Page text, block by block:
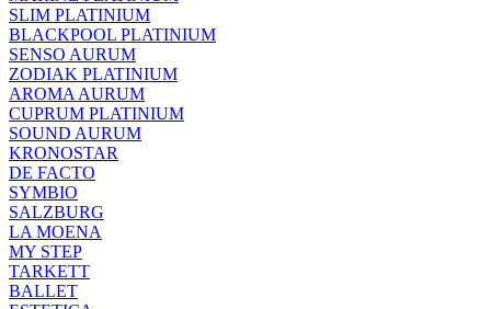
SLIM PLATINIUM
BLACKPOOL PLATINIUM
SENSO AURUM
ZODIAK PLATINIUM
AROMA AURUM
CUPRUM PLATINIUM
SOUND AURUM
KRONOSTAR
DE FACTO
SYMBIO
SALZBURG
LA MOENA
MY STEP
TARKETT
BALLET